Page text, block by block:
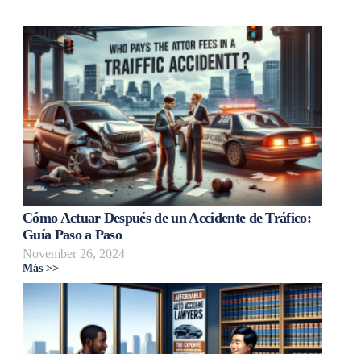
Cómo Actuar Después de un Accidente de Tráfico:
Guía Paso a Paso
November 26, 2024
Más >>